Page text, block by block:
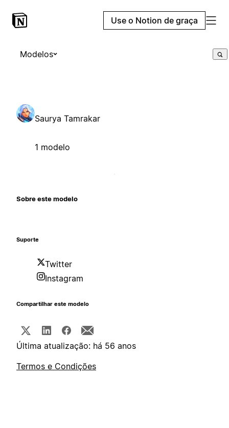
Use o Notion de graça
Modelos
Saurya Tamrakar
1 modelo
Sobre este modelo
Suporte
Twitter
Instagram
Compartilhar este modelo
Última atualização: há 56 anos
Termos e Condições